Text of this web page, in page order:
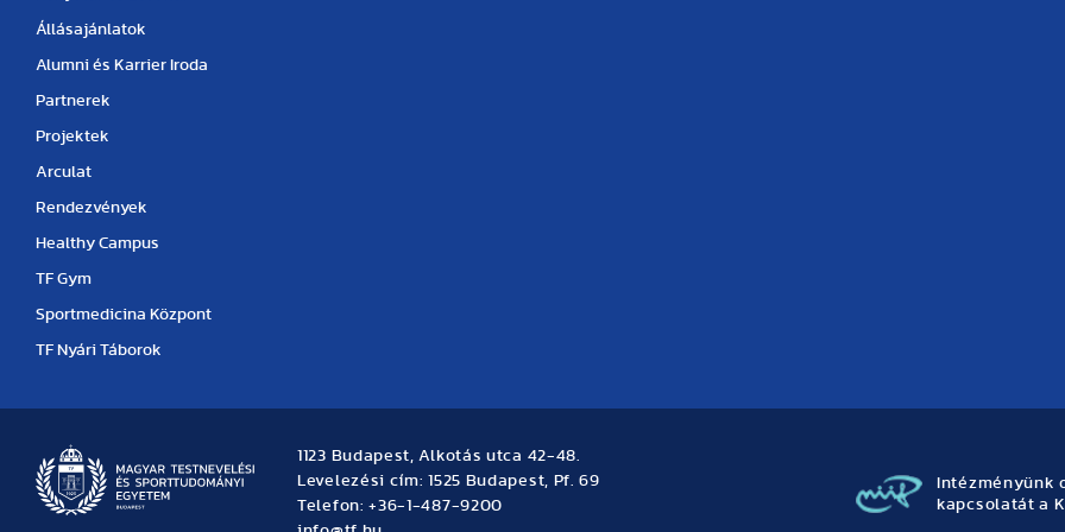
Állásajánlatok
Alumni és Karrier Iroda
Partnerek
Projektek
Arculat
Rendezvények
Healthy Campus
TF Gym
Sportmedicina Központ
TF Nyári Táborok
1123 Budapest, Alkotás utca 42-48.
Levelezési cím: 1525 Budapest, Pf. 69
Telefon: +36-1-487-9200
Intézményünk
kapcsolatát a